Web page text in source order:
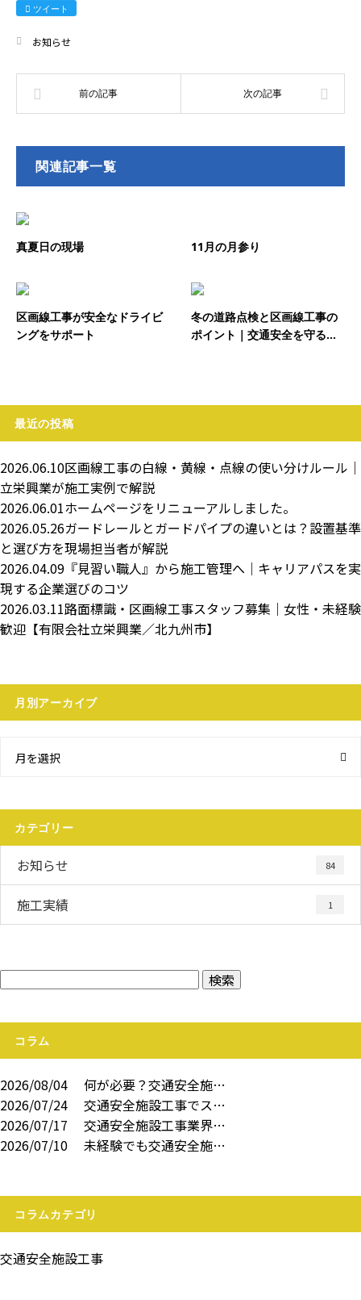
ツイート
お知らせ
関連記事一覧
真夏日の現場 11月の月参り
区画線工事が安全なドライビ
ングをサポート
冬の道路点検と区画線工事の
ポイント｜交通安全を守る...
最近の投稿
2026.06.10区画線工事の白線・黄線・点線の使い分けルール｜
立栄興業が施工実例で解説
2026.06.01ホームページをリニューアルしました。
2026.05.26ガードレールとガードパイプの違いとは？設置基準
と選び方を現場担当者が解説
2026.04.09 『見習い職人』から施工管理へ｜キャリアパスを実
現する企業選びのコツ
2026.03.11路面標識・区画線工事スタッフ募集｜女性・未経験
歓迎【有限会社立栄興業／北九州市】
月別アーカイブ
月を選択
カテゴリー
お知らせ 84
施工実績 1
コラム
2026/08/04
何が必要？交通安全施…
2026/07/24
交通安全施設工事でス…
2026/07/17
交通安全施設工事業界…
2026/07/10
未経験でも交通安全施…
コラムカテゴリ
交通安全施設工事